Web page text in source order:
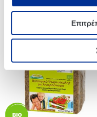
Pure Natural